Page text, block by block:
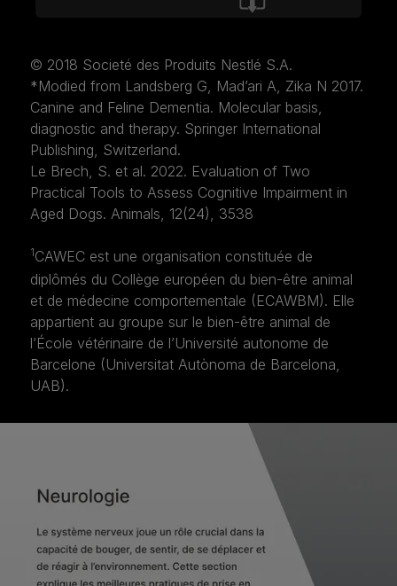
© 2018 Societé des Produits Nestlé S.A.
*Modied from Landsberg G, Mad’ari A, Zika N 2017.
Canine and Feline Dementia. Molecular basis,
diagnostic and therapy. Springer International
Publishing, Switzerland.
Le Brech, S. et al. 2022. Evaluation of Two
Practical Tools to Assess Cognitive Impairment in
Aged Dogs. Animals, 12(24), 3538
1CAWEC est une organisation constituée de
diplômés du Collège européen du bien-être animal
et de médecine comportementale (ECAWBM). Elle
appartient au groupe sur le bien-être animal de
l’École vétérinaire de l’Université autonome de
Barcelone (Universitat Autònoma de Barcelona,
UAB).